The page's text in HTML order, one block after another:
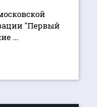
"Первый
...